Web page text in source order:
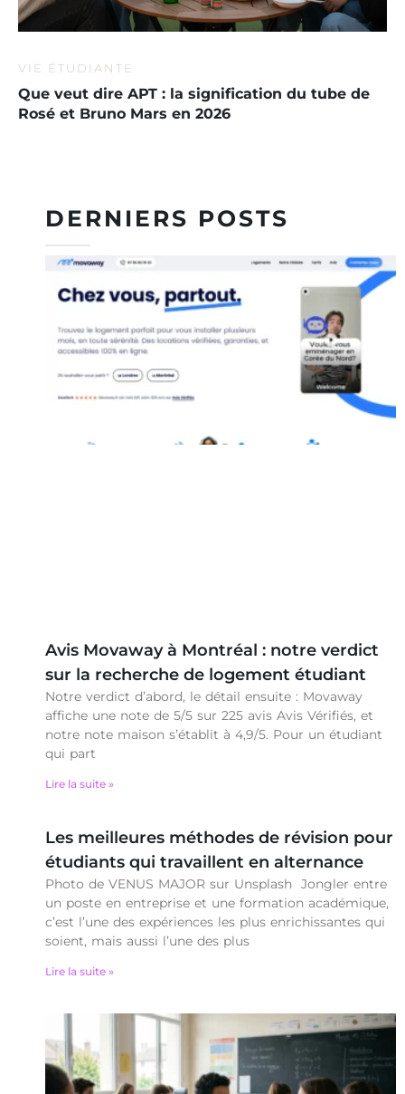
DERNIERS POSTS
Avis Movaway à Montréal : notre verdict
sur la recherche de logement étudiant
Notre verdict d’abord, le détail ensuite : Movaway
affiche une note de 5/5 sur 225 avis Avis Vérifiés, et
notre note maison s’établit à 4,9/5. Pour un étudiant
qui part
Lire la suite »
Les meilleures méthodes de révision pour
étudiants qui travaillent en alternance
Photo de VENUS MAJOR sur Unsplash Jongler entre
un poste en entreprise et une formation académique,
c’est l’une des expériences les plus enrichissantes qui
soient, mais aussi l’une des plus
Lire la suite »
VIE ÉTUDIANTE
Que veut dire APT : la signification du tube de
Rosé et Bruno Mars en 2026